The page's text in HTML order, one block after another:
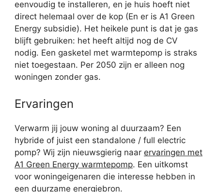
eenvoudig te installeren, en je huis hoeft niet
direct helemaal over de kop (En er is A1 Green
Energy subsidie). Het heikele punt is dat je gas
blijft gebruiken: het heeft altijd nog de CV
nodig. Een gasketel met warmtepomp is straks
niet toegestaan. Per 2050 zijn er alleen nog
woningen zonder gas.
Ervaringen
Verwarm jij jouw woning al duurzaam? Een
hybride of juist een standalone / full electric
pomp? Wij zijn nieuwsgierig naar ervaringen met
A1 Green Energy warmtepomp. Een uitkomst
voor woningeigenaren die interesse hebben in
een duurzame energiebron.